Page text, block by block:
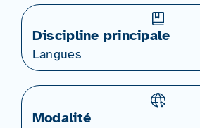
Discipline principale
Langues
Modalité